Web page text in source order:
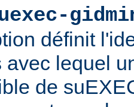
définit
avec lequel
de